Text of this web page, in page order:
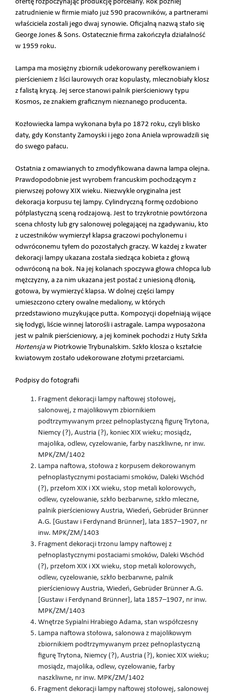
ofertę rozpoczynając produkcję porcelany. Rok później
zatrudnienie w firmie miało już 590 pracowników, a partnerami
właściciela zostali jego dwaj synowie. Oficjalną nazwą stało się
George Jones & Sons. Ostatecznie firma zakończyła działalność
w 1959 roku.
Lampa ma mosiężny zbiornik udekorowany perełkowaniem i
pierścieniem z liści laurowych oraz kopulasty, mlecznobiały klosz
z falistą kryzą. Jej serce stanowi palnik pierścieniowy typu
Kosmos, ze znakiem graficznym nieznanego producenta.
Kozłowiecka lampa wykonana była po 1872 roku, czyli blisko
daty, gdy Konstanty Zamoyski i jego żona Aniela wprowadzili się
do swego pałacu.
Ostatnia z omawianych to zmodyfikowana dawna lampa olejna.
Prawdopodobnie jest wyrobem francuskim pochodzącym z
pierwszej połowy XIX wieku. Niezwykle oryginalna jest
dekoracja korpusu tej lampy. Cylindryczną formę ozdobiono
półplastyczną sceną rodzajową. Jest to trzykrotnie powtórzona
scena chłosty lub gry salonowej polegającej na zgadywaniu, kto
z uczestników wymierzył klapsa graczowi pochylonemu i
odwróconemu tyłem do pozostałych graczy. W każdej z kwater
dekoracji lampy ukazana została siedząca kobieta z głową
odwróconą na bok. Na jej kolanach spoczywa głowa chłopca lub
mężczyzny, a za nim ukazana jest postać z uniesioną dłonią,
gotowa, by wymierzyć klapsa. W dolnej części lampy
umieszczono cztery owalne medaliony, w których
przedstawiono muzykujące putta. Kompozycji dopełniają wijące
się łodygi, liście winnej latorośli i astragale. Lampa wyposażona
jest w palnik pierścieniowy, a jej kominek pochodzi z Huty Szkła
Hortensjaw Piotrkowie Trybunalskim. Szkło klosza o kształcie
kwiatowym zostało udekorowane złotymi przetarciami.
Podpisy do fotografii
Fragment dekoracji lampy naftowej stołowej,
salonowej, z majolikowym zbiornikiem
podtrzymywanym przez pełnoplastyczną figurę Trytona,
Niemcy (?), Austria (?), koniec XIX wieku; mosiądz,
majolika, odlew, cyzelowanie, farby naszkliwne, nr inw.
MPK/ZM/1402
Lampa naftowa, stołowa z korpusem dekorowanym
pełnoplastycznymi postaciami smoków, Daleki Wschód
(?), przełom XIX i XX wieku, stop metali kolorowych,
odlew, cyzelowanie, szkło bezbarwne, szkło mleczne,
palnik pierścieniowy Austria, Wiedeń, Gebrüder Brünner
A.G. [Gustaw i Ferdynand Brünner], lata 1857–1907, nr
inw. MPK/ZM/1403
Fragment dekoracji trzonu lampy naftowej z
pełnoplastycznymi postaciami smoków, Daleki Wschód
(?), przełom XIX i XX wieku, stop metali kolorowych,
odlew, cyzelowanie, szkło bezbarwne, palnik
pierścieniowy Austria, Wiedeń, Gebrüder Brünner A.G.
[Gustaw i Ferdynand Brünner], lata 1857–1907, nr inw.
MPK/ZM/1403
Wnętrze Sypialni Hrabiego Adama, stan współczesny
Lampa naftowa stołowa, salonowa z majolikowym
zbiornikiem podtrzymywanym przez pełnoplastyczną
figurę Trytona, Niemcy (?), Austria (?), koniec XIX wieku;
mosiądz, majolika, odlew, cyzelowanie, farby
naszkliwne, nr inw. MPK/ZM/1402
Fragment dekoracji lampy naftowej stołowej, salonowej